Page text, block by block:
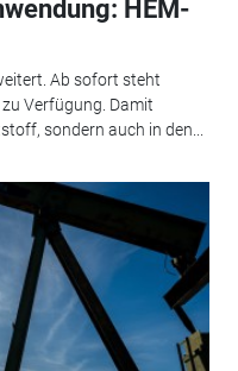
HEM-
Ab sofort steht
Verfügung. Damit
sondern auch in den...